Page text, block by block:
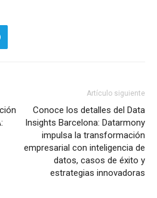
Artículo siguiente
Conoce los detalles del Data
Insights Barcelona: Datarmony
impulsa la transformación
empresarial con inteligencia de
datos, casos de éxito y
estrategias innovadoras